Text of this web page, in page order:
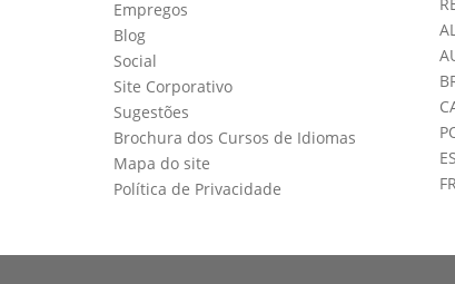
Empregos
Blog
Social
Site Corporativo
Sugestões
Brochura dos Cursos de Idiomas
Mapa do site
Política de Privacidade